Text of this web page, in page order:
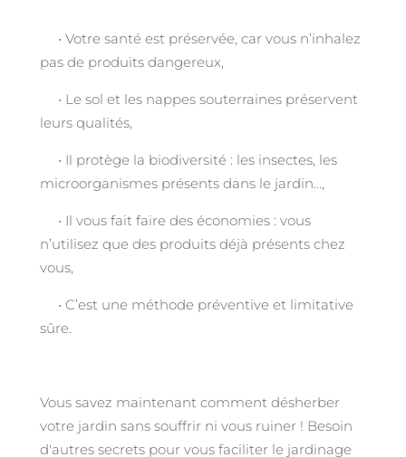
• Votre santé est préservée, car vous n’inhalez
pas de produits dangereux,
• Le sol et les nappes souterraines préservent
leurs qualités,
• Il protège la biodiversité : les insectes, les
microorganismes présents dans le jardin…,
• Il vous fait faire des économies : vous
n’utilisez que des produits déjà présents chez
vous,
• C’est une méthode préventive et limitative
sûre.
Vous savez maintenant comment désherber
votre jardin sans souffrir ni vous ruiner ! Besoin
d'autres secrets pour vous faciliter le jardinage